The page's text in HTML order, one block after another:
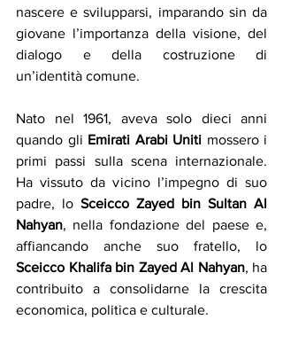
nascere e svilupparsi, imparando sin da
giovane l’importanza della visione, del
dialogo e della costruzione di
un’identità comune.
Nato nel 1961, aveva solo dieci anni
quando gli Emirati Arabi Uniti mossero i
primi passi sulla scena internazionale.
Ha vissuto da vicino l’impegno di suo
padre, lo Sceicco Zayed bin Sultan Al
Nahyan, nella fondazione del paese e,
Sceicco Khalifa bin Zayed Al Nahyan, ha
contribuito a consolidarne la crescita
economica, politica e culturale.